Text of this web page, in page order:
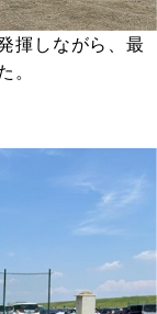
揮しながら、最
。